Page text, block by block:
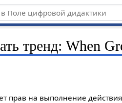
тренд: When
прав на выполнение